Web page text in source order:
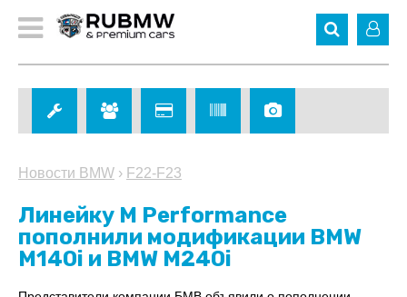
Новости BMW › F22-F23
Линейку M Performance
пополнили модификации BMW
M140i и BMW M240i